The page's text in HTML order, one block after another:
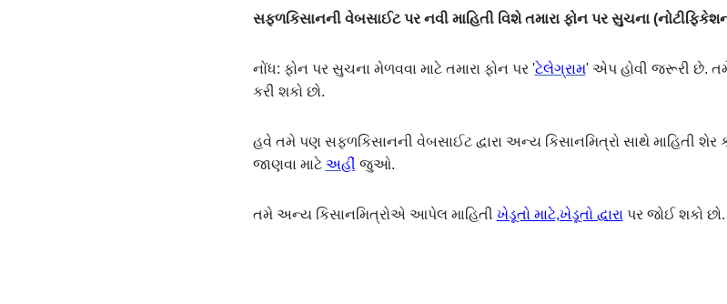
સફ્ળકિસાનની વેબસાઈટ પર નવી માહિતી વિશે તમારા ફોન પર સુચના
નોંધ: ફોન પર સુચના મેળવવા માટે તમારા ફોન પર 'ટેલેગ્રામ' એપ હોવી જરૂરી છે.
કરી શકો છો.
હવે તમે પણ સફળકિસાનની વેબસાઈટ દ્વારા અન્ય કિસાનમિત્રો સાથે માહિતી શેર
જાણવા માટે અહીં જુઓ.
તમે અન્ય કિસાનમિત્રોએ આપેલ માહિતી ખેડૂતો માટે,ખેડૂતો દ્વારાપર જોઈ શકો છો.